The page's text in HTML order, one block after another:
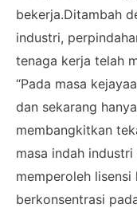
bekerja.Ditambah
industri,
tenaga kerja telah
“Pada masa
dan sekarang
membangkitkan
masa indah
memperoleh lisensi
berkonsentrasi